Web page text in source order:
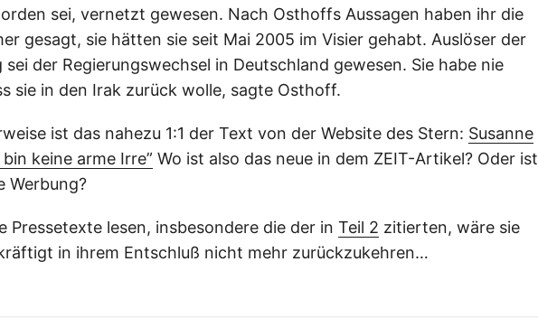
sei, vernetzt gewesen. Nach Osthoffs Aussagen haben ihr die
gesagt, sie hätten sie seit Mai 2005 im Visier gehabt. Auslöser der
der Regierungswechsel in Deutschland gewesen. Sie habe nie
sie in den Irak zurück wolle, sagte Osthoff.
ist das nahezu 1:1 der Text von der Website des Stern: Susanne
keine arme Irre” Wo ist also das neue in dem ZEIT-Artikel? Oder ist
Werbung?
Pressetexte lesen, insbesondere die der in Teil 2 zitierten, wäre sie
in ihrem Entschluß nicht mehr zurückzukehren…